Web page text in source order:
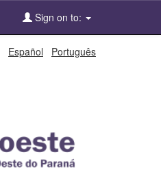
Sign on to:
Español Português